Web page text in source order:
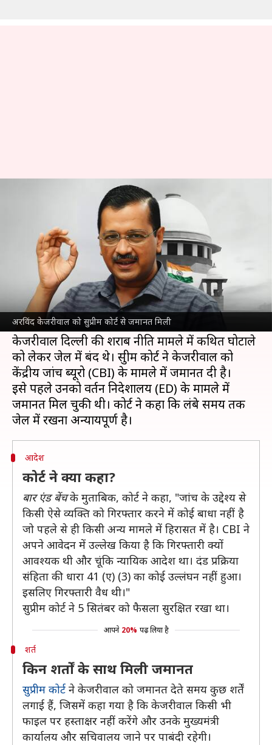
अरविंद केजरीवाल को सुप्रीम कोर्ट से जमानत मिली
अरविंद केजरीवाल को शराब नीति
मामले में सुप्रीम कोर्ट से जमानत मिली
गजेंद्र Sep 13, 2024 10:55 am
क्या है खबर?
सुप्रीम कोर्ट नेदिल्लीके मुख्यमंत्री और आम आदमी पार्टी
(AAP) के राष्ट्रीय संयोजकअरविंद केजरीवालको शुक्रवार
को शर्तों के साथ जमानत दे दी।
केजरीवाल दिल्ली की शराब नीति मामले में कथित घोटाले
को लेकर जेल में बंद थे। सुप्रीम कोर्ट ने केजरीवाल को
केंद्रीय जांच ब्यूरो (CBI) के मामले में जमानत दी है।
इसे पहले उनको प्रवर्तन निदेशालय (ED) के मामले में
जमानत मिल चुकी थी। कोर्ट ने कहा कि लंबे समय तक
आदेश
कोर्ट ने क्या कहा?
बार एंड बेंचके मुताबिक, कोर्ट ने कहा, "जांच के उद्देश्य से
किसी ऐसे व्यक्ति को गिरफ्तार करने में कोई बाधा नहीं है
जो पहले से ही किसी अन्य मामले में हिरासत में है। CBI ने
अपने आवेदन में उल्लेख किया है कि गिरफ्तारी क्यों
आवश्यक थी और चूंकि न्यायिक आदेश था। दंड प्रक्रिया
संहिता की धारा 41 (ए) (3) का कोई उल्लंघन नहीं हुआ।
इसलिए गिरफ्तारी वैध थी।"
सुप्रीम कोर्ट ने 5 सितंबर को फैसला सुरक्षित रखा था।
आपने 20% पढ़ लिया है
शर्त
किन शर्तों के साथ मिली जमानत
सुप्रीम कोर्ट ने केजरीवाल को जमानत देते समय कुछ शर्तें
लगाई हैं, जिसमें कहा गया है कि केजरीवाल किसी भी
फाइल पर हस्ताक्षर नहीं करेंगे और उनके मुख्यमंत्री
कार्यालय और सचिवालय जाने पर पाबंदी रहेगी।